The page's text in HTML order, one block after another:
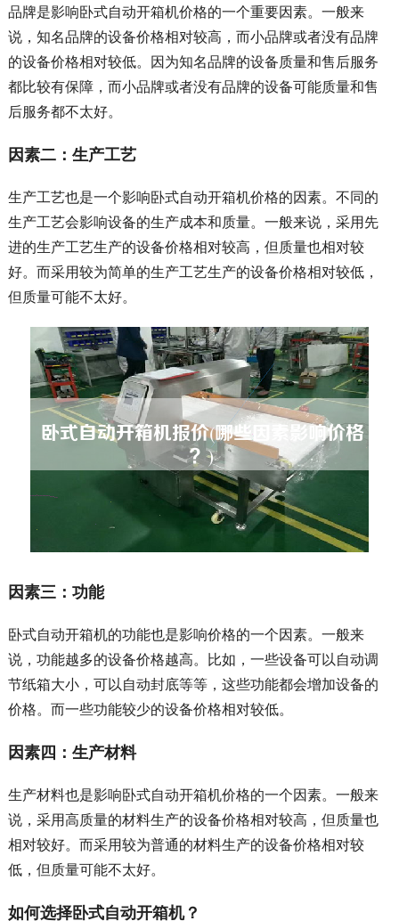
品牌是影响卧式自动开箱机价格的一个重要因素。一般来
说，知名品牌的设备价格相对较高，而小品牌或者没有品牌
的设备价格相对较低。因为知名品牌的设备质量和售后服务
都比较有保障，而小品牌或者没有品牌的设备可能质量和售
后服务都不太好。
因素二：生产工艺
生产工艺也是一个影响卧式自动开箱机价格的因素。不同的
生产工艺会影响设备的生产成本和质量。一般来说，采用先
进的生产工艺生产的设备价格相对较高，但质量也相对较
好。而采用较为简单的生产工艺生产的设备价格相对较低，
但质量可能不太好。
因素三：功能
卧式自动开箱机的功能也是影响价格的一个因素。一般来
说，功能越多的设备价格越高。比如，一些设备可以自动调
节纸箱大小，可以自动封底等等，这些功能都会增加设备的
价格。而一些功能较少的设备价格相对较低。
因素四：生产材料
生产材料也是影响卧式自动开箱机价格的一个因素。一般来
说，采用高质量的材料生产的设备价格相对较高，但质量也
相对较好。而采用较为普通的材料生产的设备价格相对较
低，但质量可能不太好。
如何选择卧式自动开箱机？